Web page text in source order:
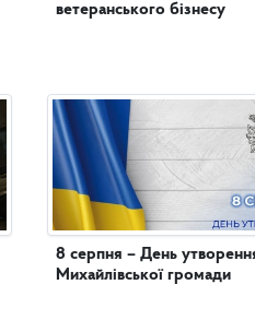
ветеранського бізнесу
8 серпня – День
Михайлівської громади